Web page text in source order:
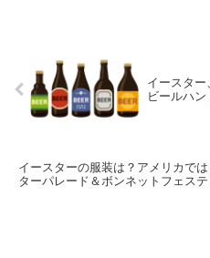
イースター
ビールハン
イースターの服装は？アメリカで
ターパレード＆ボンネットフェス